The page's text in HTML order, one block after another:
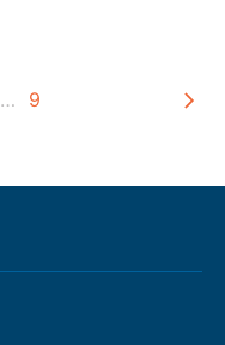
… 9